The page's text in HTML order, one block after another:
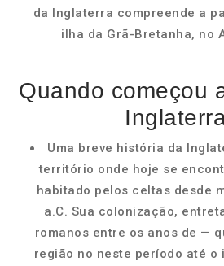
da Inglaterra compreende a
ilha da Grã-Bretanha, no
Quando começou
Uma breve história da
território onde hoje se
habitado pelos celtas desde
a.C. Sua colonização,
romanos entre os anos de —
região no neste período até o